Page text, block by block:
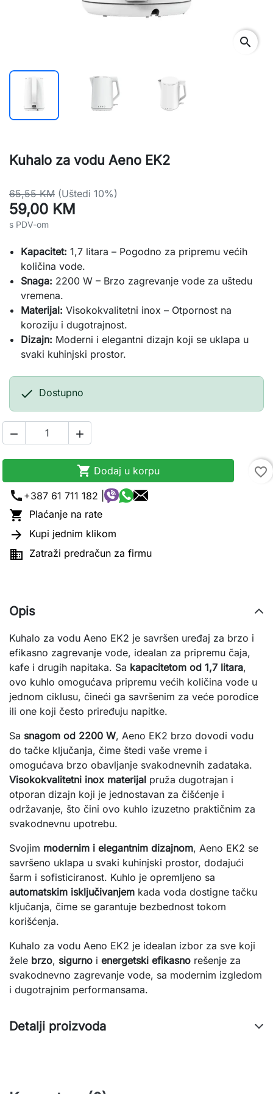
search
Kuhalo za vodu Aeno EK2
65,55 KM (Uštedi 10%)
59,00 KM
s PDV-om
Kapacitet: 1,7 litara – Pogodno za pripremu većih
količina vode.
Snaga: 2200 W – Brzo zagrevanje vode za uštedu
vremena.
Materijal: Visokokvalitetni inox – Otpornost na
koroziju i dugotrajnost.
Dizajn: Moderni i elegantni dizajn koji se uklapa u
svaki kuhinjski prostor.
 Dostupno
 
 Dodaj u korpu
favorite_border
call +387 61 711 182 |
 Plaćanje na rate
 Kupi jednim klikom
 Zatraži predračun za firmu
Opis
Kuhalo za vodu Aeno EK2 je savršen uređaj za brzo i
efikasno zagrevanje vode, idealan za pripremu čaja,
kafe i drugih napitaka. Sa kapacitetom od 1,7 litara,
ovo kuhlo omogućava pripremu većih količina vode u
jednom ciklusu, čineći ga savršenim za veće porodice
ili one koji često priređuju napitke.
Sa snagom od 2200 W, Aeno EK2 brzo dovodi vodu
do tačke ključanja, čime štedi vaše vreme i
omogućava brzo obavljanje svakodnevnih zadataka.
Visokokvalitetni inox materijal pruža dugotrajan i
otporan dizajn koji je jednostavan za čišćenje i
održavanje, što čini ovo kuhlo izuzetno praktičnim za
svakodnevnu upotrebu.
Svojim modernim i elegantnim dizajnom, Aeno EK2 se
savršeno uklapa u svaki kuhinjski prostor, dodajući
šarm i sofisticiranost. Kuhlo je opremljeno sa
automatskim isključivanjem kada voda dostigne tačku
ključanja, čime se garantuje bezbednost tokom
korišćenja.
Kuhalo za vodu Aeno EK2 je idealan izbor za sve koji
žele brzo, sigurno i energetski efikasno rešenje za
svakodnevno zagrevanje vode, sa modernim izgledom
i dugotrajnim performansama.
Detalji proizvoda